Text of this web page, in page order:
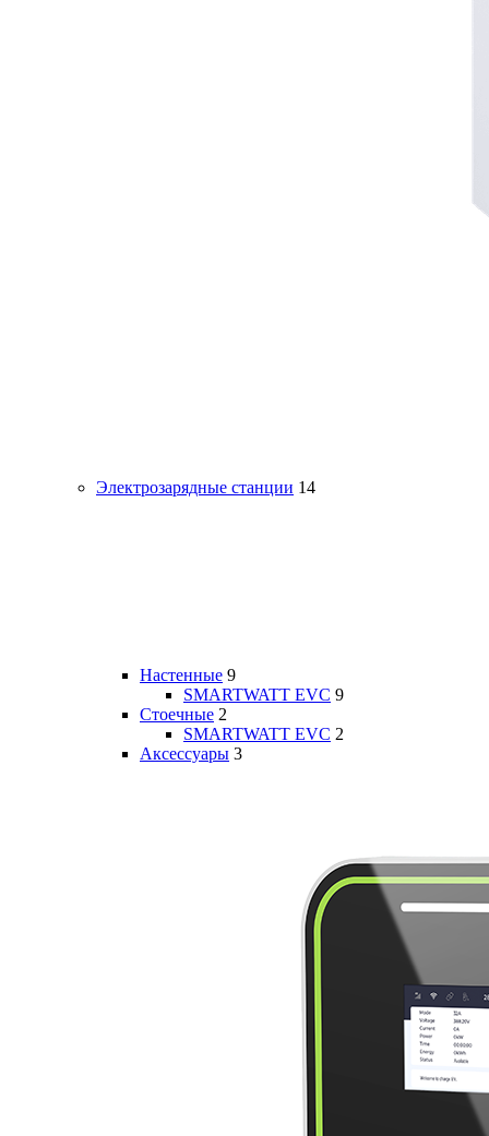
Электрозарядные станции 14
Настенные 9
SMARTWATT EVC 9
Стоечные 2
SMARTWATT EVC 2
Аксессуары 3